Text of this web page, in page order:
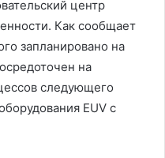
центр
Как сообщает
запланировано на
на
следующего
EUV с